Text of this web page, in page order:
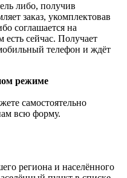
либо, получив
заказ, укомплектовав
соглашается на
сейчас. Получает
телефон и ждёт
режиме
самостоятельно
всю форму.
региона и населённого